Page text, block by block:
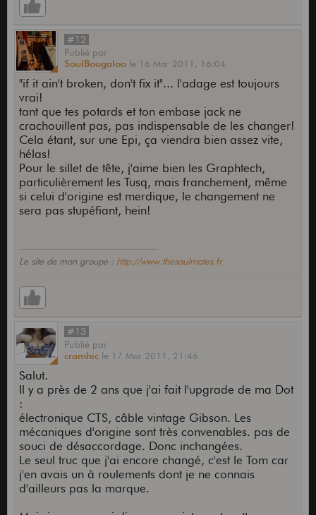
#12
Publié par
SoulBoogaloo le 16 Mar 2011, 16:04
"if it ain't broken, don't fix it"... l'adage est toujours
vrai!
tant que tes potards et ton embase jack ne
crachouillent pas, pas indispensable de les changer!
Cela étant, sur une Epi, ça viendra bien assez vite,
hélas!
Pour le sillet de tête, j'aime bien les Graphtech,
particulièrement les Tusq, mais franchement, même
si celui d'origine est merdique, le changement ne
sera pas stupéfiant, hein!
Le site de mon groupe : http://www.thesoulmates.fr
#13
Publié par
cramhic le 17 Mar 2011, 21:46
Salut.
Il y a près de 2 ans que j'ai fait l'upgrade de ma Dot
:
électronique CTS, câble vintage Gibson. Les
mécaniques d'origine sont très convenables. pas de
souci de désaccordage. Donc inchangées.
Le seul truc que j'ai encore changé, c'est le Tom car
j'en avais un à roulements dont je ne connais
d'ailleurs pas la marque.